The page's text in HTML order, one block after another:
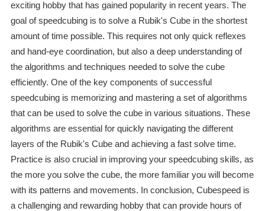
exciting hobby that has gained popularity in recent years. The
goal of speedcubing is to solve a Rubik's Cube in the shortest
amount of time possible. This requires not only quick reflexes
and hand-eye coordination, but also a deep understanding of
the algorithms and techniques needed to solve the cube
efficiently. One of the key components of successful
speedcubing is memorizing and mastering a set of algorithms
that can be used to solve the cube in various situations. These
algorithms are essential for quickly navigating the different
layers of the Rubik's Cube and achieving a fast solve time.
Practice is also crucial in improving your speedcubing skills, as
the more you solve the cube, the more familiar you will become
with its patterns and movements. In conclusion, Cubespeed is
a challenging and rewarding hobby that can provide hours of